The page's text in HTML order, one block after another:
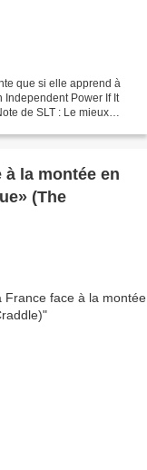
que si elle apprend à
Independent Power If It
de SLT : Le mieux
la montée en
(The